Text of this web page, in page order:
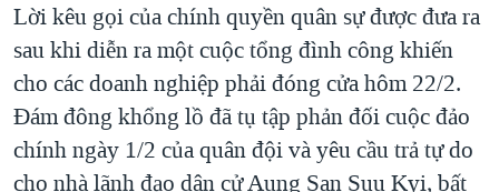
Lời kêu gọi của chính quyền quân sự được đưa ra
sau khi diễn ra một cuộc tổng đình công khiến
cho các doanh nghiệp phải đóng cửa hôm 22/2.
Đám đông khổng lồ đã tụ tập phản đối cuộc đảo
chính ngày 1/2 của quân đội và yêu cầu trả tự do
cho nhà lãnh đạo dân cử Aung San Suu Kyi, bất